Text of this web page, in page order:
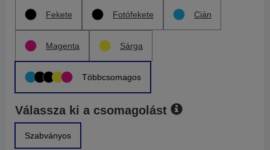
Fekete Fotófekete Cián
Magenta Sárga
Többcsomagos
Válassza ki a csomagolást
Szabványos